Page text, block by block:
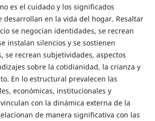
es el cuidado y los significados
desarrollan en la vida del hogar. Resaltar
se negocian identidades, se recrean
instalan silencios y se sostienen
se recrean subjetividades, aspectos
sobre la cotidianidad, la crianza y
En lo estructural prevalecen las
económicas, institucionales y
con la dinámica externa de la
de manera significativa con las